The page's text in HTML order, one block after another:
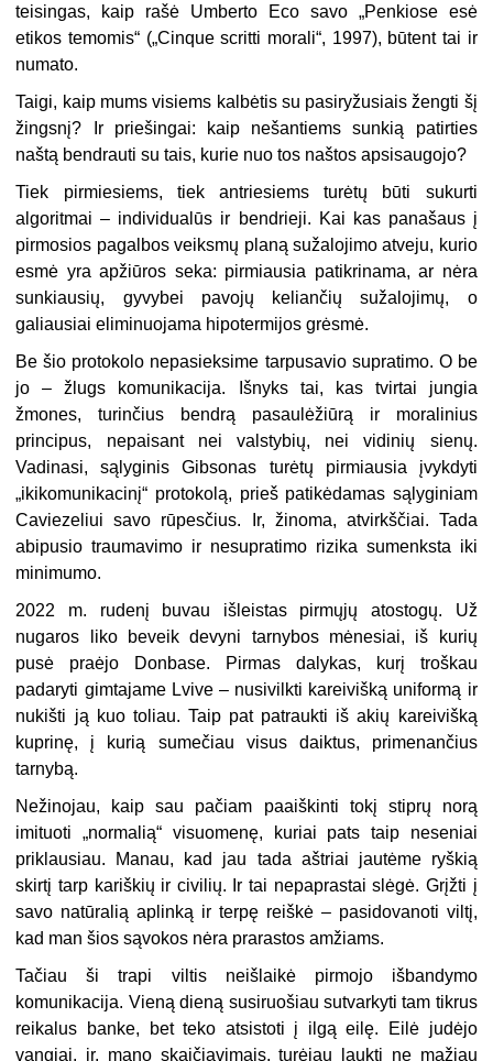
teisingas, kaip rašė Umberto Eco savo „Penkiose esė
etikos temomis“ („Cinque scritti morali“, 1997), būtent tai ir
numato.
Taigi, kaip mums visiems kalbėtis su pasiryžusiais žengti šį
žingsnį? Ir priešingai: kaip nešantiems sunkią patirties
naštą bendrauti su tais, kurie nuo tos naštos apsisaugojo?
Tiek pirmiesiems, tiek antriesiems turėtų būti sukurti
algoritmai – individualūs ir bendrieji. Kai kas panašaus į
pirmosios pagalbos veiksmų planą sužalojimo atveju, kurio
esmė yra apžiūros seka: pirmiausia patikrinama, ar nėra
sunkiausių, gyvybei pavojų keliančių sužalojimų, o
galiausiai eliminuojama hipotermijos grėsmė.
Be šio protokolo nepasieksime tarpusavio supratimo. O be
jo – žlugs komunikacija. Išnyks tai, kas tvirtai jungia
žmones, turinčius bendrą pasaulėžiūrą ir moralinius
principus, nepaisant nei valstybių, nei vidinių sienų.
Vadinasi, sąlyginis Gibsonas turėtų pirmiausia įvykdyti
„ikikomunikacinį“ protokolą, prieš patikėdamas sąlyginiam
Caviezeliui savo rūpesčius. Ir, žinoma, atvirkščiai. Tada
abipusio traumavimo ir nesupratimo rizika sumenksta iki
minimumo.
2022 m. rudenį buvau išleistas pirmųjų atostogų. Už
nugaros liko beveik devyni tarnybos mėnesiai, iš kurių
pusė praėjo Donbase. Pirmas dalykas, kurį troškau
padaryti gimtajame Lvive – nusivilkti kareivišką uniformą ir
nukišti ją kuo toliau. Taip pat patraukti iš akių kareivišką
kuprinę, į kurią sumečiau visus daiktus, primenančius
tarnybą.
Nežinojau, kaip sau pačiam paaiškinti tokį stiprų norą
imituoti „normalią“ visuomenę, kuriai pats taip neseniai
priklausiau. Manau, kad jau tada aštriai jautėme ryškią
skirtį tarp kariškių ir civilių. Ir tai nepaprastai slėgė. Grįžti į
savo natūralią aplinką ir terpę reiškė – pasidovanoti viltį,
kad man šios sąvokos nėra prarastos amžiams.
Tačiau ši trapi viltis neišlaikė pirmojo išbandymo
komunikacija. Vieną dieną susiruošiau sutvarkyti tam tikrus
reikalus banke, bet teko atsistoti į ilgą eilę. Eilė judėjo
vangiai, ir, mano skaičiavimais, turėjau laukti ne mažiau